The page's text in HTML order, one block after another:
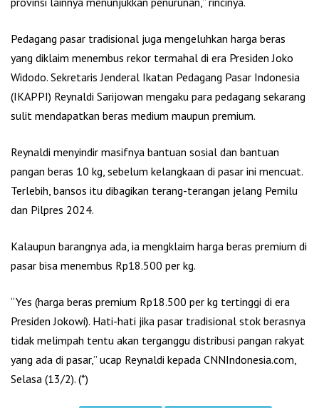
Pedagang pasar tradisional juga mengeluhkan harga beras
yang diklaim menembus rekor termahal di era Presiden Joko
Widodo. Sekretaris Jenderal Ikatan Pedagang Pasar Indonesia
(IKAPPI) Reynaldi Sarijowan mengaku para pedagang sekarang
sulit mendapatkan beras medium maupun premium.
Reynaldi menyindir masifnya bantuan sosial dan bantuan
pangan beras 10 kg, sebelum kelangkaan di pasar ini mencuat.
Terlebih, bansos itu dibagikan terang-terangan jelang Pemilu
dan Pilpres 2024.
Kalaupun barangnya ada, ia mengklaim harga beras premium di
pasar bisa menembus Rp18.500 per kg.
“Yes (harga beras premium Rp18.500 per kg tertinggi di era
Presiden Jokowi). Hati-hati jika pasar tradisional stok berasnya
tidak melimpah tentu akan terganggu distribusi pangan rakyat
yang ada di pasar,” ucap Reynaldi kepada CNNIndonesia.com,
Selasa (13/2). (*)